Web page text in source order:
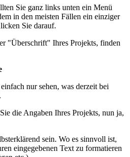
Sie ganz links unten ein Menü
in den meisten Fällen ein einziger
Sie darauf.
"Überschrift" Ihres Projekts, finden
nur sehen, was derzeit bei
die Angaben Ihres Projekts, nun ja,
sein. Wo es sinnvoll ist,
eingegebenen Text zu formatieren